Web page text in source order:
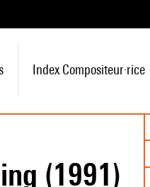
Index Compositeur·rice
(1991)